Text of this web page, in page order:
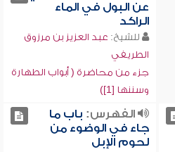
عن البول في الماء
الراكد
للشيخ: عبد العزيز بن مرزوق
الطريفي
جزء من محاضرة ( أبواب الطهارة
وسننها [1])
الفهرس: باب ما
جاء في الوضوء من
لحوم الإبل